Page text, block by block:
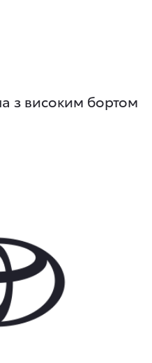
з високим бортом